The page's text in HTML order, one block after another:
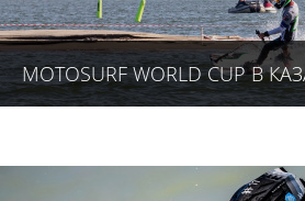
MOTOSURF WORLD CUP В